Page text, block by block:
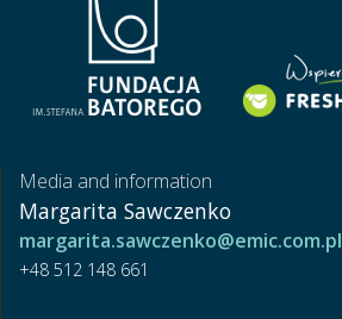
Media and information
Margarita Sawczenko
margarita.sawczenko@emic.com.pl
+48 512 148 661